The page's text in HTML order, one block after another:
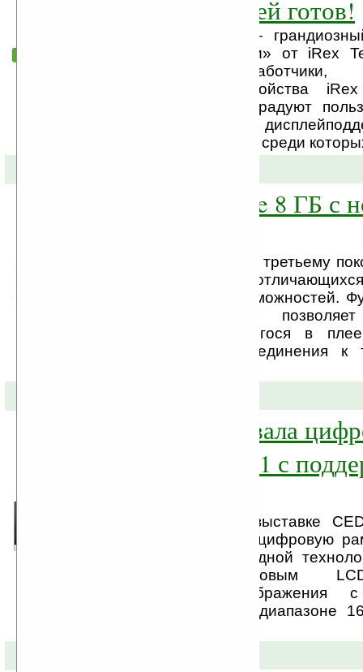
сердец читателей готов!
iRex Reader 1000 —
электронной «читалки» от iRex
обещают разработчики,
характеристики устройства
приятно удивят и порадуют
дюймовый сенсорный
количества форматов, среди
Плеер Blue Zune 8 ГБ с
Blue Zune относится к третьему
компании Microsoft,
новых функций и возможностей.
Cloud, например,
обновление хранящегося в
помощью Wi-Fi-подсоединения к
Sony анонсировала
рамку VAIO CP1 с
Компания Sony на выставке
анонсировала новую цифровую
поддержкой беспроводной
оснащена 7-дюймовым
отображающим изображения
800х480 пикселей в диапазоне